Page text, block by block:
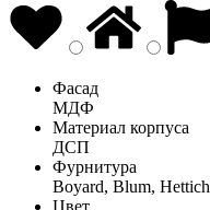
Фасад
МДФ
Материал корпуса
ДСП
Фурнитура
Boyard, Blum, Hettich
Цвет